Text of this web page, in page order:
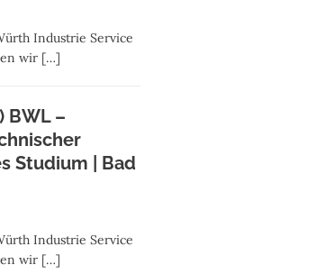
Industrie Service
wir […]
BWL –
Studium | Bad
Industrie Service
wir […]